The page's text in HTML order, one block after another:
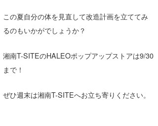
この夏自分の体を見直して改造計画を立ててみ
るのもいかがでしょうか？
湘南T-SITEのHALEOポップアップストアは9/30
まで！
ぜひ週末は湘南T-SITEへお立ち寄りください。